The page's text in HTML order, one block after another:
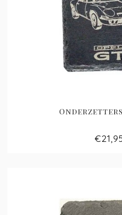
Onderzetters